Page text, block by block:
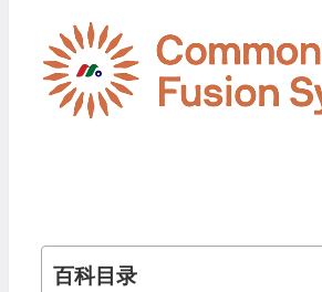
百科目录